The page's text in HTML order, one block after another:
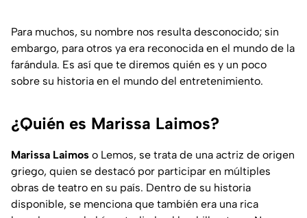
Para muchos, su nombre nos resulta desconocido; sin
embargo, para otros ya era reconocida en el mundo de la
farándula. Es así que te diremos quién es y un poco
sobre su historia en el mundo del entretenimiento.
¿Quién es Marissa Laimos?
Marissa Laimos o Lemos, se trata de una actriz de origen
griego, quien se destacó por participar en múltiples
obras de teatro en su país. Dentro de su historia
disponible, se menciona que también era una rica